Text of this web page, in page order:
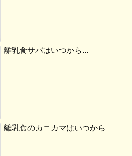
離乳食サバはいつから...
離乳食のカニカマはいつから...